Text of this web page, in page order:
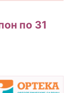
по 31